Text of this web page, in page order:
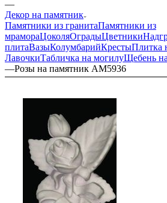
—
Декор на памятник
Памятники из гранитаПамятники из
мрамораЦоколяОградыЦветники
плитаВазыКолумбарийКрестыПлитка
ЛавочкиТабличка на могилуЩебень
—Розы на памятник AM5936